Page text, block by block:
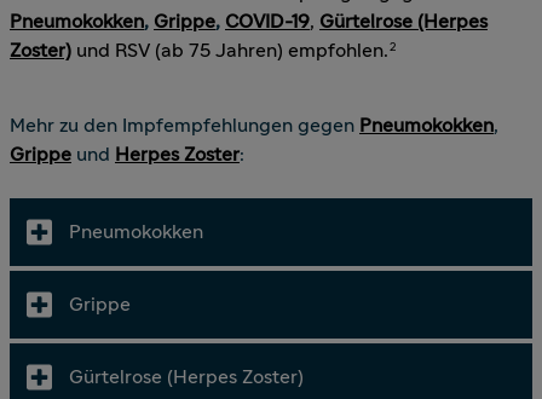
Pneumokokken, Grippe, COVID-19, Gürtelrose (Herpes
Zoster) und RSV (ab 75 Jahren) empfohlen. 2
Mehr zu den Impfempfehlungen gegen Pneumokokken,
Grippe und Herpes Zoster:
Pneumokokken
Grippe
Gürtelrose (Herpes Zoster)